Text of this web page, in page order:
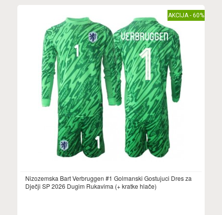
AKCIJA - 60%
Nizozemska Bart Verbruggen #1 Golmanski Gostujuci Dres za
Dječji SP 2026 Dugim Rukavima (+ kratke hlače)